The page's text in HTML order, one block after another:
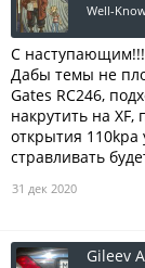
Well-
С наступающим!!!
Дабы темы не
Gates RC246,
накрутить на
открытия 110kpa
стравливать
31 дек 2020
Gileev